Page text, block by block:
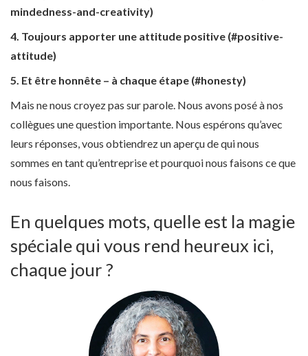
mindedness-and-creativity)
4. Toujours apporter une attitude positive (#positive-
attitude)
5. Et être honnête – à chaque étape (#honesty)
Mais ne nous croyez pas sur parole. Nous avons posé à nos
collègues une question importante. Nous espérons qu’avec
leurs réponses, vous obtiendrez un aperçu de qui nous
sommes en tant qu’entreprise et pourquoi nous faisons ce que
nous faisons.
En quelques mots, quelle est la magie
spéciale qui vous rend heureux ici,
chaque jour ?